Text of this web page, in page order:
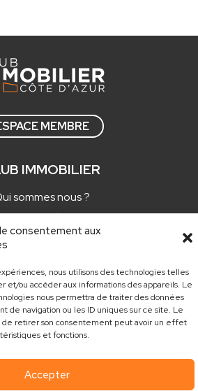
consentement aux
nous utilisons des technologies telles
et/ou accéder aux informations des appareils. Le
nous permettra de traiter des données
de navigation ou les ID uniques sur ce site. Le
de retirer son consentement peut avoir un effet
et fonctions.
Accepter
MEMBRE
IMMOBILIER
sommes nous ?
adhérer ?
Actualités
CONTACT